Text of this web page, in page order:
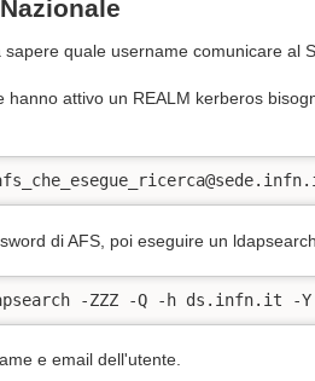
sapere quale username comunicare al
hanno attivo un REALM kerberos
di AFS, poi eseguire un
-ZZZ -Q -h ds.infn.it -Y
e email dell'utente.